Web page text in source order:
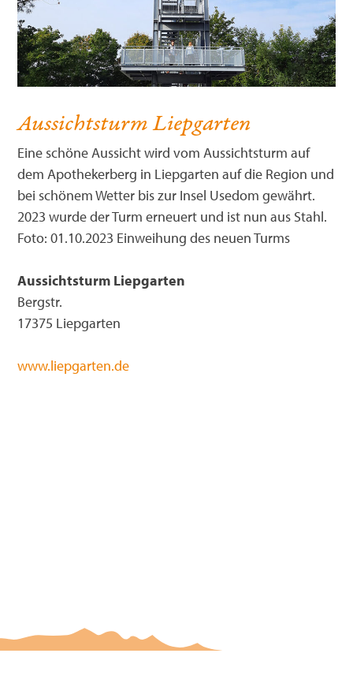
Aussichtsturm Liepgarten
Eine schöne Aussicht wird vom Aussichtsturm auf
dem Apothekerberg in Liepgarten auf die Region und
bei schönem Wetter bis zur Insel Usedom gewährt.
2023 wurde der Turm erneuert und ist nun aus Stahl.
Foto: 01.10.2023 Einweihung des neuen Turms
Aussichtsturm Liepgarten
Bergstr.
17375 Liepgarten
www.liepgarten.de